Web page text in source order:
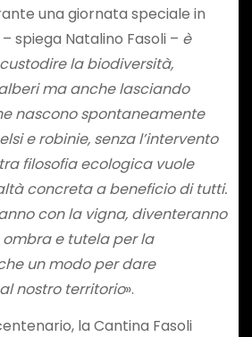
una giornata speciale in
– spiega Natalino Fasoli – è
la biodiversità,
ma anche lasciando
nascono spontaneamente
e robinie, senza l’intervento
filosofia ecologica vuole
concreta a beneficio di tutti.
con la vigna, diventeranno
e tutela per la
un modo per dare
nostro territorio».
la Cantina Fasoli